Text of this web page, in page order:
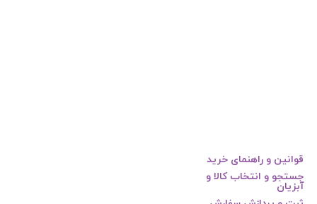
قوانین و راهنمای خرید
جستجو و انتخاب کالا و
آبزیان